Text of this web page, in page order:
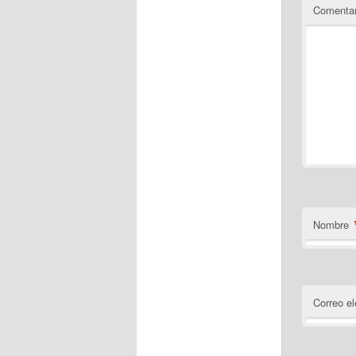
Nombre
Correo